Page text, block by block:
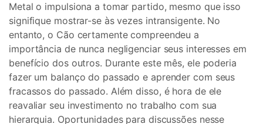
Metal o impulsiona a tomar partido, mesmo que isso
signifique mostrar-se às vezes intransigente. No
entanto, o Cão certamente compreendeu a
importância de nunca negligenciar seus interesses em
benefício dos outros. Durante este mês, ele poderia
fazer um balanço do passado e aprender com seus
fracassos do passado. Além disso, é hora de ele
reavaliar seu investimento no trabalho com sua
hierarquia. Oportunidades para discussões nesse